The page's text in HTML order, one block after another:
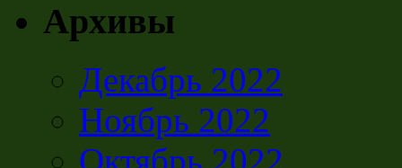
Архивы
Декабрь 2022
Ноябрь 2022
Октябрь 2022